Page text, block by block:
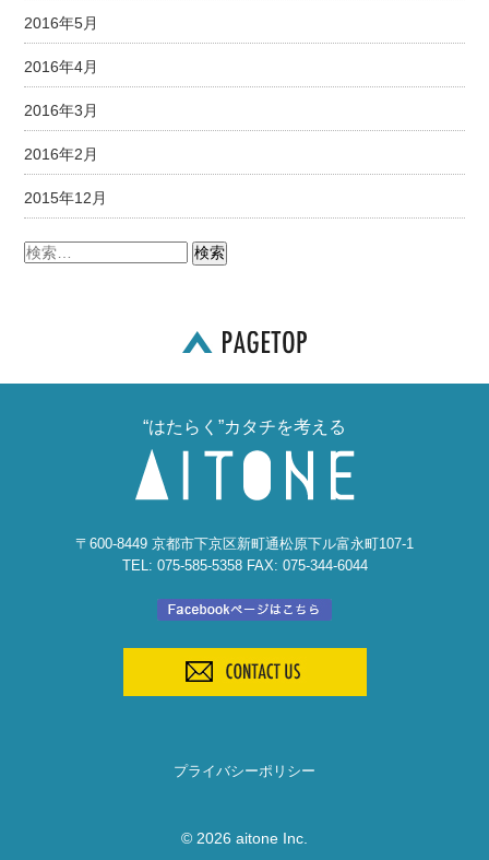
2016年5月
2016年4月
2016年3月
2016年2月
2015年12月
“はたらく”カタチを考える
〒600-8449 京都市下京区新町通松原下ル富永町107-1
TEL: 075-585-5358 FAX: 075-344-6044
プライバシーポリシー
© 2026 aitone Inc.